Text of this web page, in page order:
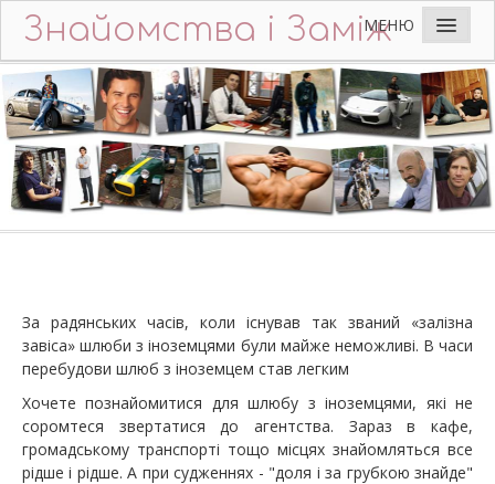
Знайомства і Заміж
МЕНЮ
Головна
Додати анкету
Що пишуть чоловіки
Ідеальний чоловік
Питання та відповіді
Контакти
За радянських часів, коли існував так званий «залізна
завіса» шлюби з іноземцями були майже неможливі. В часи
перебудови шлюб з іноземцем став легким
Хочете познайомитися для шлюбу з іноземцями, які не
соромтеся звертатися до агентства. Зараз в кафе,
громадському транспорті тощо місцях знайомляться все
рідше і рідше. А при судженнях - "доля і за грубкою знайде"